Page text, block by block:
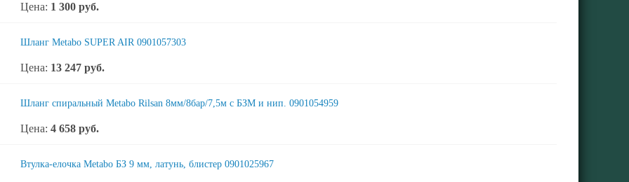
Цена: 1 300 руб.
Шланг Metabo SUPER AIR 0901057303
Цена: 13 247 руб.
Шланг спиральный Metabo Rilsan 8мм/8бар/7,5м с БЗМ и нип. 0901054959
Цена: 4 658 руб.
Втулка-елочка Metabo БЗ 9 мм, латунь, блистер 0901025967